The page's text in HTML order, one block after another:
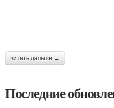
читать дальше →
Последние